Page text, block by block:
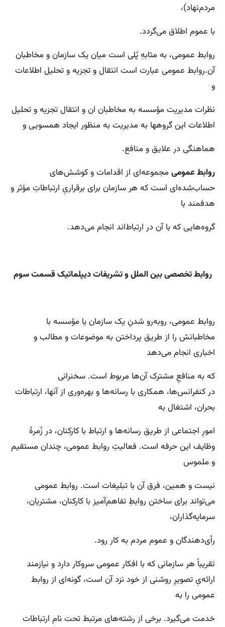
مردم‌نهاد)،
با عموم اطلاق می‌گردد.
روابط عمومی، به مثابهِ پُلی است میان یک سازمان و مخاطبان
آن.روابط عمومی عبارت است انتقال و تجزیه و تحلیل اطلاعات
و
نظرات مدیریت مؤسسه به مخاطبان ان و انتقال تجزیه و تحلیل
اطلاعات این گروهها به مدیریت به منظور ایجاد همسویی و
هماهنگی در علایق و منافع.
روابط عمومیمجموعه‌ای از اقدامات و کوشش‌های
حساب‌شده‌ای است که هر سازمان برای برقراریِ ارتباطاتِ مؤثر و
هدفمند با
گروه‌هایی که با آن در ارتباط‌اند انجام می‌دهد.
روابط تخصصی بین الملل و تشریفات دیپلماتیک قسمت سوم
روابط عمومی، روبه‌رو شدنِ یک سازمان یا مؤسسه با
مخاطبانش را از طریق پرداختن به موضوعات و مطالب و
اخباری انجام می‌دهد
که به منافعِ مشترک آن‌ها مربوط است. سخنرانی
در کنفرانس‌ها، همکاری با رسانه‌ها و بهره‌وری از آنها، ارتباطات
بحران، اشتغال به
امورِ اجتماعی از طریق رسانه‌ها و ارتباط با کارکنان، در زُمرهٔ
وظایف این حرفه است. فعالیتِ روابط عمومی، چندان مستقیم
و ملموس
نیست و همین، فرق آن با تبلیغات است. روابط عمومی
می‌تواند برای ساختن روابطِ تفاهم‌آمیز با کارکنان، مشتریان،
سرمایه‌گذاران،
رأی‌دهندگان و عموم مردم به کار رود.
تقریباً هر سازمانی که با افکار عمومی سروکار دارد و نیازمند
ارائه‌یِ تصویرِ روشنی از خود نزد آن است، گونه‌ای از روابط
عمومی را به
خدمت می‌گیرد. برخی از رشته‌های مرتبط تحت نام ارتباطات